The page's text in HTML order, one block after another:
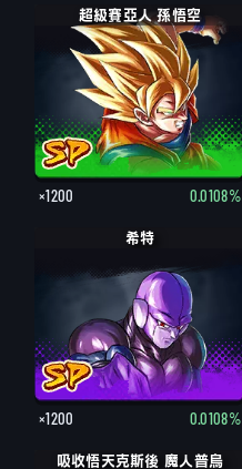
超級賽亞人 孫悟空
×1200 0.0108%
希特
×1200 0.0108%
吸收悟天克斯後 魔人普烏